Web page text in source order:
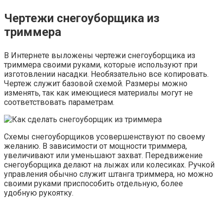
Чертежи снегоуборщика из
триммера
В Интернете выложены чертежи снегоуборщика из
триммера своими руками, которые используют при
изготовлении насадки. Необязательно все копировать.
Чертеж служит базовой схемой. Размеры можно
изменять, так как имеющиеся материалы могут не
соответствовать параметрам.
Схемы снегоуборщиков усовершенствуют по своему
желанию. В зависимости от мощности триммера,
увеличивают или уменьшают захват. Передвижение
снегоуборщика делают на лыжах или колесиках. Ручкой
управления обычно служит штанга триммера, но можно
своими руками приспособить отдельную, более
удобную рукоятку.